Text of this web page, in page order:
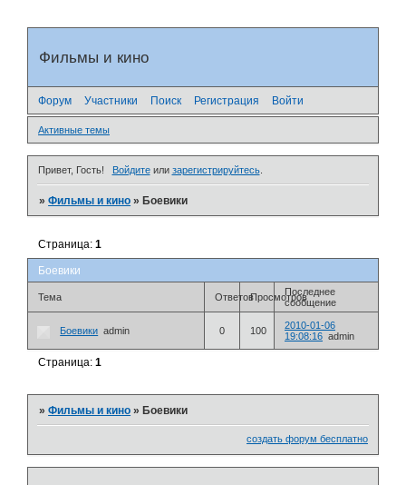
Фильмы и кино
Форум Участники Поиск Регистрация Войти
Активные темы
Привет, Гость! Войдитеили зарегистрируйтесь.
»Фильмы и кино »Боевики
Боевики
Страница:1
Тема ОтветовПросмотровПоследнее
сообщение
Боевики admin 0 100
2010-01-06
19:08:16 admin
Страница:1
»Фильмы и кино »Боевики
создать форум бесплатно